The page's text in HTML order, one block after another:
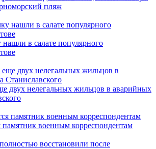
пляж
в салате популярного
двух нелегальных жильцов в аварийных
памятник военным корреспондентам